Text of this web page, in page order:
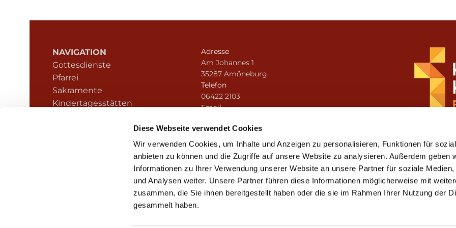
Diese Webseite verwendet Cookies
Wir verwenden Cookies, um Inhalte und Anzeigen zu personalisieren, Funktionen für
anbieten zu können und die Zugriffe auf unsere Website zu analysieren. Außerdem geben
Informationen zu Ihrer Verwendung unserer Website an unsere Partner für soziale Medien,
und Analysen weiter. Unsere Partner führen diese Informationen möglicherweise mit
zusammen, die Sie ihnen bereitgestellt haben oder die sie im Rahmen Ihrer Nutzung der
gesammelt haben.
NAVIGATION
Gottesdienste
Pfarrei
Sakramente
Kindertagesstätten
Hinweisgeberschutz
Adresse
Am Johannes 1
35287 Amöneburg
Telefon
06422 2103
Email
Impressum Datenschutzerklärung ChurchDesk-